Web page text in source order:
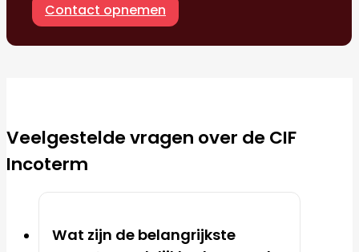
Contact opnemen
Veelgestelde vragen over de CIF
Incoterm
Wat zijn de belangrijkste